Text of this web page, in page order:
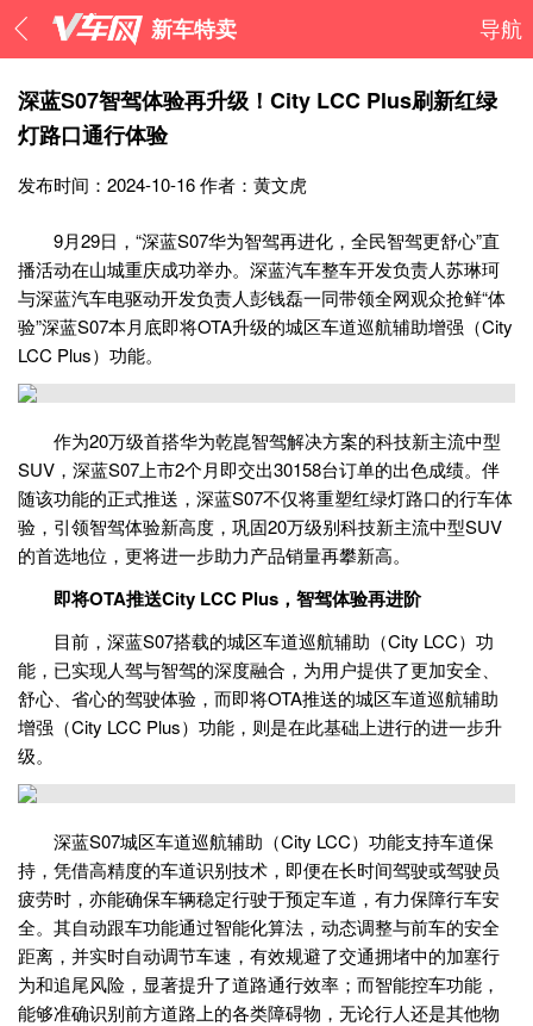
新车特卖 导航
深蓝S07智驾体验再升级！City LCC Plus刷新红绿
灯路口通行体验
发布时间：2024-10-16作者：黄文虎
9月29日，“深蓝S07华为智驾再进化，全民智驾更舒心”直
播活动在山城重庆成功举办。深蓝汽车整车开发负责人苏琳珂
与深蓝汽车电驱动开发负责人彭钱磊一同带领全网观众抢鲜“体
验”深蓝S07本月底即将OTA升级的城区车道巡航辅助增强（City
LCC Plus）功能。
作为20万级首搭华为乾崑智驾解决方案的科技新主流中型
SUV，深蓝S07上市2个月即交出30158台订单的出色成绩。伴
随该功能的正式推送，深蓝S07不仅将重塑红绿灯路口的行车体
验，引领智驾体验新高度，巩固20万级别科技新主流中型SUV
的首选地位，更将进一步助力产品销量再攀新高。
即将OTA推送City LCC Plus，智驾体验再进阶
目前，深蓝S07搭载的城区车道巡航辅助（City LCC）功
能，已实现人驾与智驾的深度融合，为用户提供了更加安全、
舒心、省心的驾驶体验，而即将OTA推送的城区车道巡航辅助
增强（City LCC Plus）功能，则是在此基础上进行的进一步升
级。
深蓝S07城区车道巡航辅助（City LCC）功能支持车道保
持，凭借高精度的车道识别技术，即便在长时间驾驶或驾驶员
疲劳时，亦能确保车辆稳定行驶于预定车道，有力保障行车安
全。其自动跟车功能通过智能化算法，动态调整与前车的安全
距离，并实时自动调节车速，有效规避了交通拥堵中的加塞行
为和追尾风险，显著提升了道路通行效率；而智能控车功能，
能够准确识别前方道路上的各类障碍物，无论行人还是其他物